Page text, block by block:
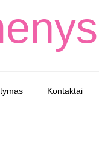
Kontaktai